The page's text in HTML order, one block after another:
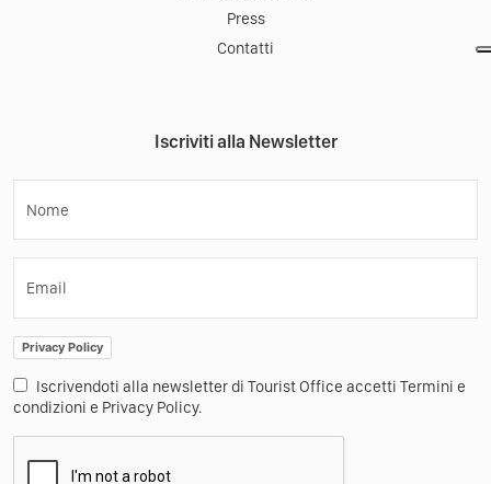
Press
Contatti
Iscriviti alla Newsletter
Nome
Email
Privacy Policy
Iscrivendoti alla newsletter di Tourist Office accetti Termini e
condizioni e Privacy Policy.